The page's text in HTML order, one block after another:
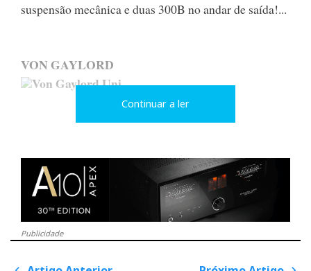
suspensão mecânica e duas 300B no andar de saída!...
VON GAYLORD
Von Gaylord Uni
passado pelo líquido refrigerador que arrefece as
válvulas. Mas não, os Von Gaylord Uni são uma das
sete maravilhas do mundo audiófilo.
Continuar a ler
Publicidade